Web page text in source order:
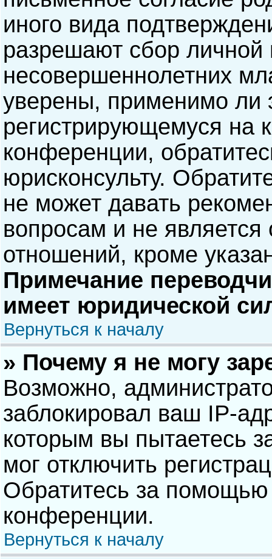
иного вида
разрешают сбор
несовершеннолетних
уверены, применимо ли
регистрирующемуся на
конференции,
юрисконсульту.
не может давать
вопросам и не
отношений, кроме
Примечание
имеет юридической
Вернуться к началу
» Почему я не могу
Возможно,
заблокировал ваш IP-
которым вы пытаетесь
мог отключить
Обратитесь за помощью
конференции.
Вернуться к началу